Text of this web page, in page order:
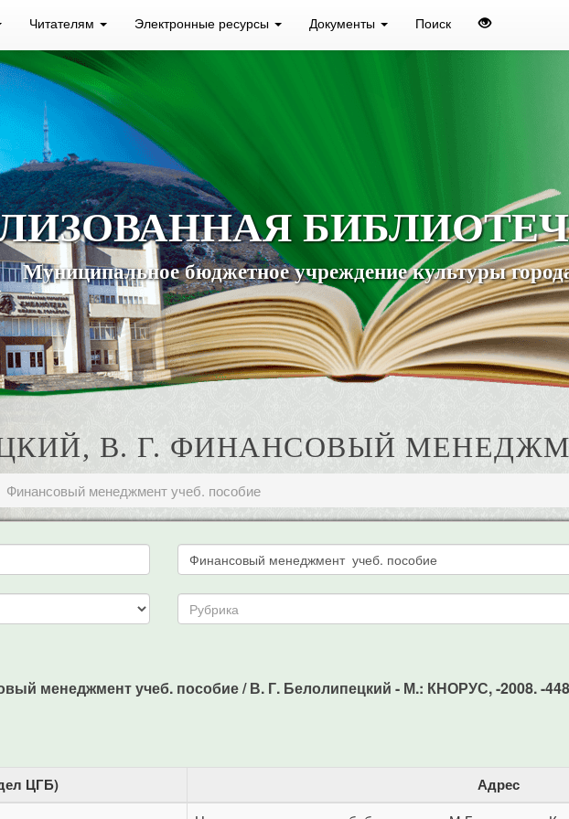
Читателям Электронные ресурсы Документы Поиск
Муниципальное бюджетное учреждение культуры
В. Г. ФИНАНСОВЫЙ
Финансовый менеджмент учеб. пособие
менеджмент учеб. пособие / В. Г. Белолипецкий - М.: КНОРУС, -2008. -
ЦГБ) Адрес